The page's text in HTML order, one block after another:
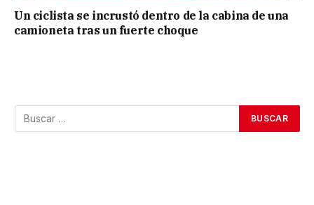
Un ciclista se incrustó dentro de la cabina de una
camioneta tras un fuerte choque